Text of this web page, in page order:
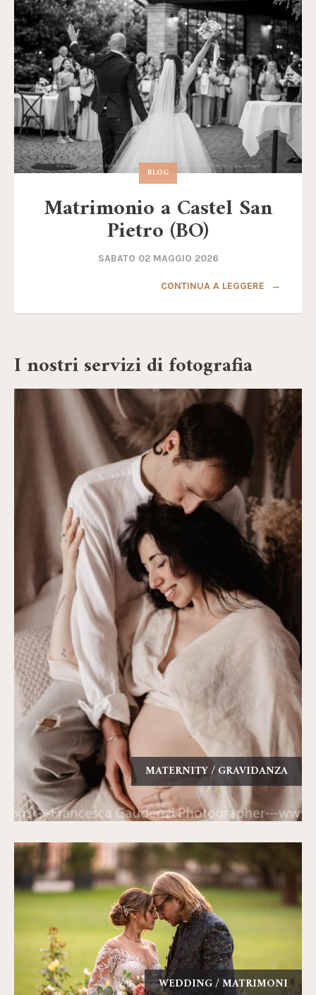
BLOG
Matrimonio a Castel San
Pietro (BO)
SABATO 02 MAGGIO 2026
CONTINUA A LEGGERE
I nostri servizi di fotografia
MATERNITY / GRAVIDANZA
WEDDING / MATRIMONI